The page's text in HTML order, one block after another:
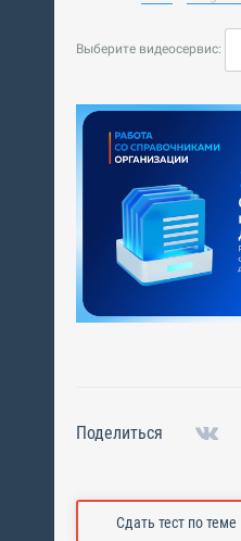
Выберите видеосервис:
Поделиться
Сдать тест по теме